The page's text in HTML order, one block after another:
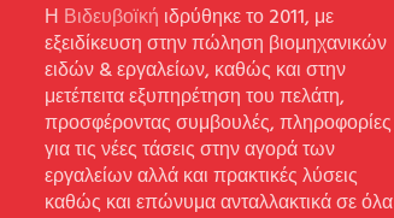
Η Βιδευβοϊκή ιδρύθηκε το 2011, με
εξειδίκευση στην πώληση βιομηχανικών
ειδών & εργαλείων, καθώς και στην
μετέπειτα εξυπηρέτηση του πελάτη,
προσφέροντας συμβουλές, πληροφορίες
για τις νέες τάσεις στην αγορά των
εργαλείων αλλά και πρακτικές λύσεις
καθώς και επώνυμα ανταλλακτικά σε όλα